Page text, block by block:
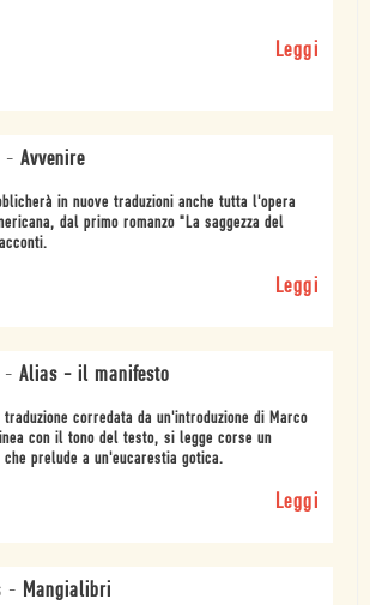
Leggi
- Avvenire
in nuove traduzioni anche tutta l'opera
dal primo romanzo "La saggezza del
Leggi
- Alias - il manifesto
traduzione corredata da un'introduzione di Marco
con il tono del testo, si legge corse un
prelude a un'eucarestia gotica.
Leggi
- Mangialibri